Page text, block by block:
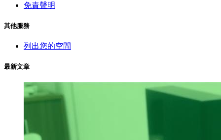
免責聲明
其他服務
列出您的空間
最新文章